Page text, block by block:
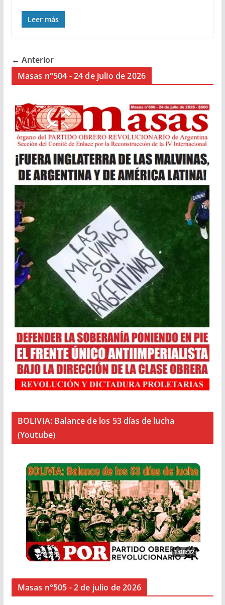
Leer más
← Anterior
Masas n°504 - 24 de julio de 2026
BOLIVIA: Balance de los 53 días de lucha
(Youtube)
Masas n°505 - 2 de julio de 2026